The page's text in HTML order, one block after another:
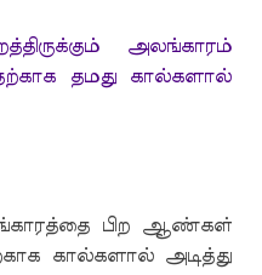
அலங்காரம்
தமது கால்களால்
பிற ஆண்கள்
கால்களால் அடித்து